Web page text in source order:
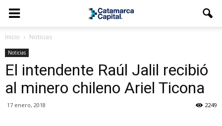
Inicio Noticias
Noticias
El intendente Raúl Jalil recibió
al minero chileno Ariel Ticona
17 enero, 2018 2249